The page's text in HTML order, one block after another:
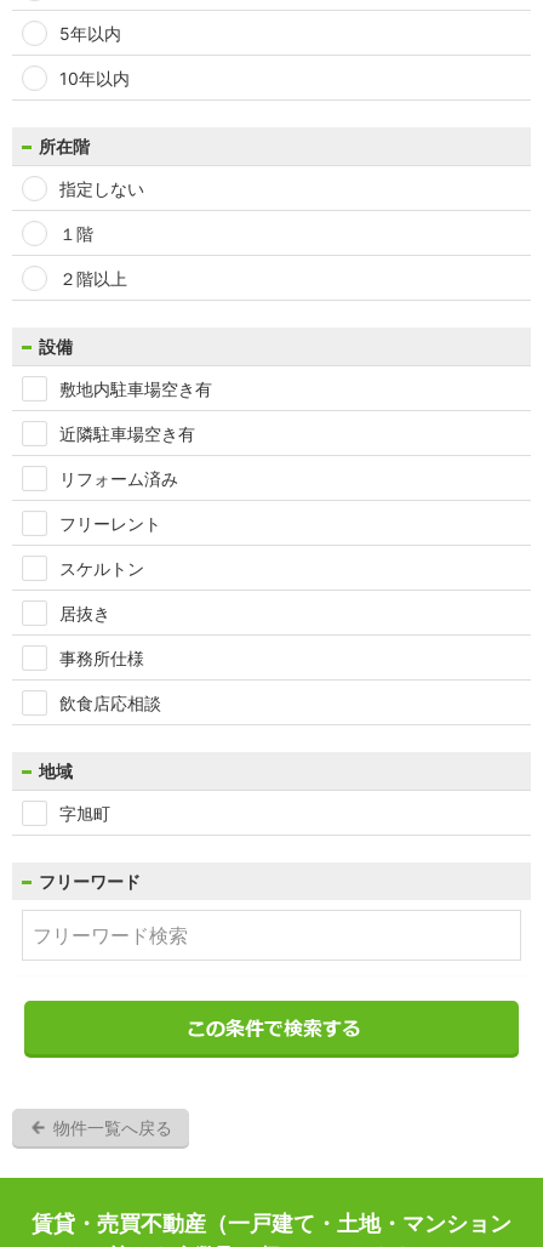
5年以内
10年以内
所在階
指定しない
１階
２階以上
設備
敷地内駐車場空き有
近隣駐車場空き有
リフォーム済み
フリーレント
スケルトン
居抜き
事務所仕様
飲食店応相談
地域
字旭町
フリーワード
物件一覧へ戻る
賃貸・売買不動産（一戸建て・土地・マンション